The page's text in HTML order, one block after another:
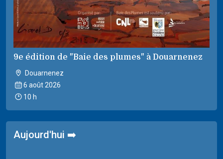
9e édition de "Baie des plumes" à Douarnenez
Douarnenez
6 août 2026
10 h
Aujourd'hui ➡️